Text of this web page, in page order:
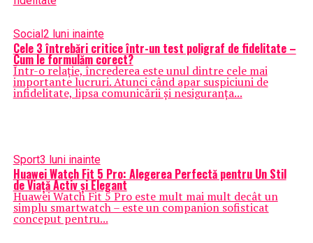
Social2 luni inainte
Cele 3 întrebări critice într-un test poligraf de fidelitate –
Cum le formulăm corect?
Într-o relație, încrederea este unul dintre cele mai
importante lucruri. Atunci când apar suspiciuni de
infidelitate, lipsa comunicării și nesiguranța...
Sport3 luni inainte
Huawei Watch Fit 5 Pro: Alegerea Perfectă pentru Un Stil
de Viață Activ și Elegant
Huawei Watch Fit 5 Pro este mult mai mult decât un
simplu smartwatch – este un companion sofisticat
conceput pentru...